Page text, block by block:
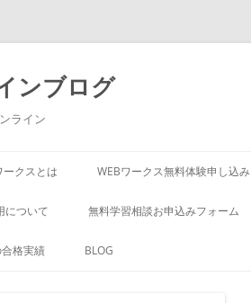
ンブログ
ライン
ークスとは WEBワークス無料体験申し込み
について 無料学習相談お申込みフォーム
格実績 BLOG